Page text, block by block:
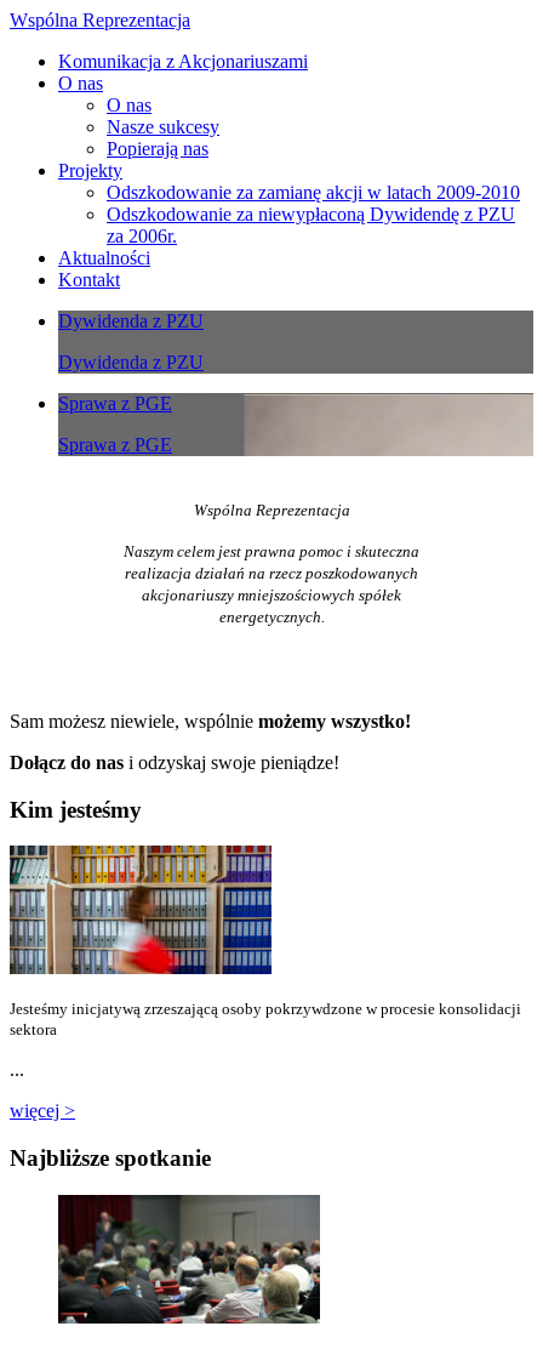
Wspólna Reprezentacja
Komunikacja z Akcjonariuszami
O nas
O nas
Nasze sukcesy
Popierają nas
Projekty
Odszkodowanie za zamianę akcji w latach 2009-2010
Odszkodowanie za niewypłaconą Dywidendę z PZU
za 2006r.
Aktualności
Kontakt
Dywidenda z PZU
Dywidenda z PZU
Sprawa z PGE
Sprawa z PGE
Wspólna Reprezentacja
Naszym celem jest prawna pomoc i skuteczna
realizacja działań na rzecz poszkodowanych
akcjonariuszy mniejszościowych spółek
energetycznych.
Sam możesz niewiele, wspólnie możemy wszystko!
Dołącz do nas i odzyskaj swoje pieniądze!
Kim jesteśmy
Jesteśmy inicjatywą zrzeszającą osoby pokrzywdzone w procesie konsolidacji
sektora
...
więcej >
Najbliższe spotkanie